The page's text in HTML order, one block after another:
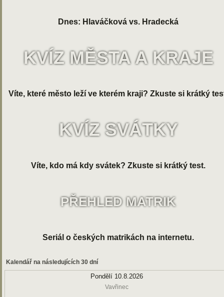
Dnes: Hlaváčková vs. Hradecká
KVÍZ MĚSTA A KRAJE
Víte, které město leží ve kterém kraji? Zkuste si krátký
KVÍZ SVÁTKY
Víte, kdo má kdy svátek? Zkuste si krátký test.
PŘEHLED MATRIK
Seriál o českých matrikách na internetu.
Kalendář na následujících 30 dní
Pondělí 10.8.2026
Vavřinec